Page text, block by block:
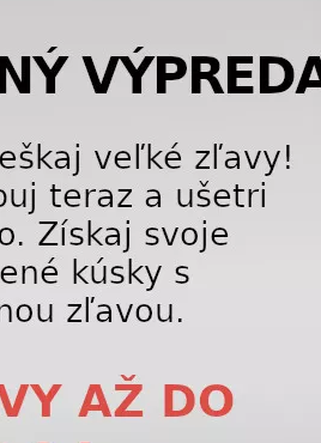
nohavice
Silver
90,00 €
€
Multifunkčná šatka 4FUN
Standard - Romb Orange
-25%